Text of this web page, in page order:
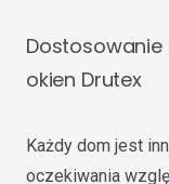
okien Drutex
Każdy dom jest
oczekiwania